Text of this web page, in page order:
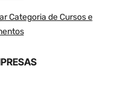
Categoria de Cursos e